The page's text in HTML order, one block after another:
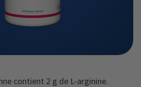
contient 2 g de L-arginine.